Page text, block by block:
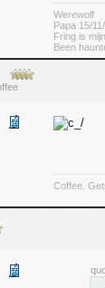
Werewolf
Papa 15/
Fring is
Been
Coffee.